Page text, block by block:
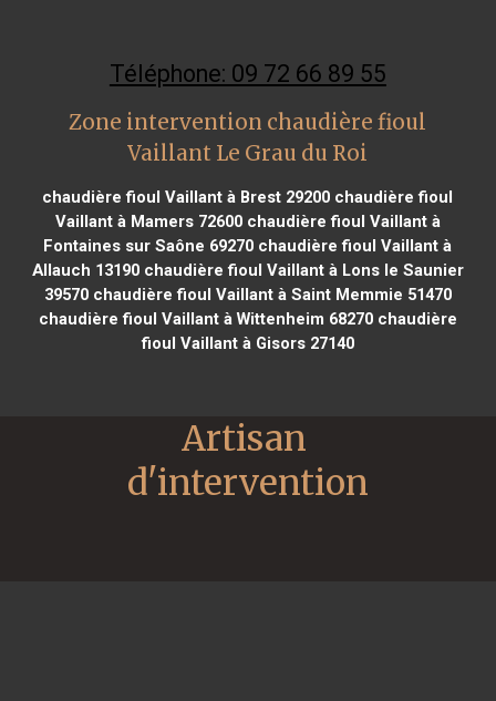
Téléphone: 09 72 66 89 55
Zone intervention chaudière fioul
Vaillant Le Grau du Roi
chaudière fioul Vaillant à Brest 29200 chaudière fioul
Vaillant à Mamers 72600chaudière fioul Vaillant à
Fontaines sur Saône 69270 chaudière fioul Vaillant à
Allauch 13190chaudière fioul Vaillant à Lons le Saunier
39570chaudière fioul Vaillant à Saint Memmie 51470
chaudière fioul Vaillant à Wittenheim 68270chaudière
fioul Vaillant à Gisors 27140
Artisan
d'intervention